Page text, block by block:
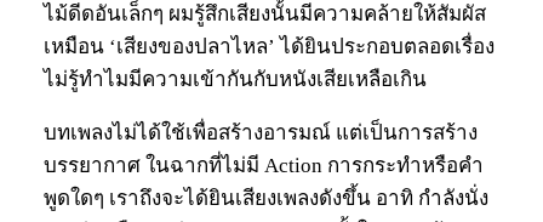
ไม้ดีดอันเล็กๆ ผมรู้สึกเสียงนั้นมีความคล้ายให้สัมผัส
เหมือน ‘เสียงของปลาไหล’ ได้ยินประกอบตลอดเรื่อง
ไม่รู้ทำไมมีความเข้ากันกับหนังเสียเหลือเกิน
บทเพลงไม่ได้ใช้เพื่อสร้างอารมณ์ แต่เป็นการสร้าง
บรรยากาศ ในฉากที่ไม่มี Action การกระทำหรือคำ
พูดใดๆ เราถึงจะได้ยินเสียงเพลงดังขึ้น อาทิ กำลังนั่ง